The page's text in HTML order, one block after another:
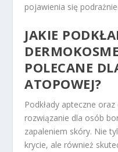
pojawienia się
JAKIE
POLECANE
ATOPOWEJ?
Podkłady apteczne
rozwiązanie dla osób
zapaleniem skóry. Nie
krycie, ale również